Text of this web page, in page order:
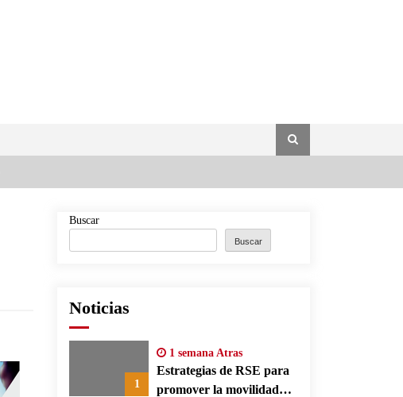
Buscar
Buscar
Noticias
1
1 semana Atras
Estrategias de RSE para
promover la movilidad